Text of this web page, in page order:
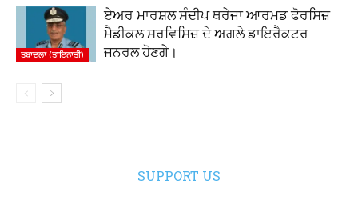
ਤਬਾਦਲਾ (ਤਾਇਨਾਤੀ)
ਏਅਰ ਮਾਰਸ਼ਲ ਸੰਦੀਪ ਥਰੇਜਾ ਆਰਮਡ ਫੋਰਸਿਜ਼
ਮੈਡੀਕਲ ਸਰਵਿਸਿਜ਼ ਦੇ ਅਗਲੇ ਡਾਇਰੈਕਟਰ
ਜਨਰਲ ਹੋਣਗੇ।
SUPPORT US